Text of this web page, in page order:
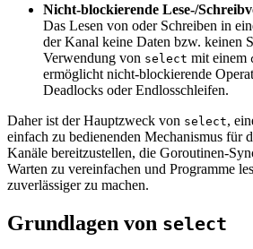
Nicht-blockierende Lese-/
Das Lesen von oder Schreiben in
der Kanal keine Daten bzw. keinen
Verwendung von select mit einem
ermöglicht nicht-blockierende
Deadlocks oder Endlosschleifen.
Daher ist der Hauptzweck von select,
einfach zu bedienenden Mechanismus für
Kanäle bereitzustellen, die Goroutinen-
Warten zu vereinfachen und Programme
zuverlässiger zu machen.
Grundlagen von select